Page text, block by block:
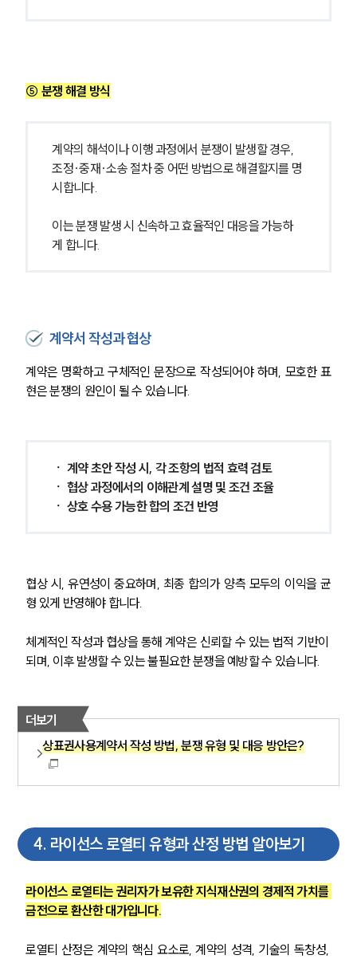
법률 블로그
법률서식
⑤ 분쟁 해결 방식
계약의 해석이나 이행 과정에서 분쟁이 발생할 경우,
조정·중재·소송 절차 중 어떤 방법으로 해결할지를 명
시합니다.
이는 분쟁 발생 시 신속하고 효율적인 대응을 가능하
게 합니다.
계약서 작성과 협상
계약은 명확하고 구체적인 문장으로 작성되어야 하며, 모호한 표
현은 분쟁의 원인이 될 수 있습니다.
ㆍ 계약 초안 작성 시, 각 조항의 법적 효력 검토
ㆍ 협상 과정에서의 이해관계 설명 및 조건 조율
ㆍ 상호 수용 가능한 합의 조건 반영
협상 시, 유연성이 중요하며, 최종 합의가 양측 모두의 이익을 균
형 있게 반영해야 합니다.
체계적인 작성과 협상을 통해 계약은 신뢰할 수 있는 법적 기반이
되며, 이후 발생할 수 있는 불필요한 분쟁을 예방할 수 있습니다.
더보기
상표권사용계약서 작성 방법, 분쟁 유형 및 대응 방안은?
4. 라이선스 로열티 유형과 산정 방법 알아보기
라이선스 로열티는 권리자가 보유한 지식재산권의 경제적 가치를
금전으로 환산한 대가입니다.
로열티 산정은 계약의 핵심 요소로, 계약의 성격, 기술의 독창성,